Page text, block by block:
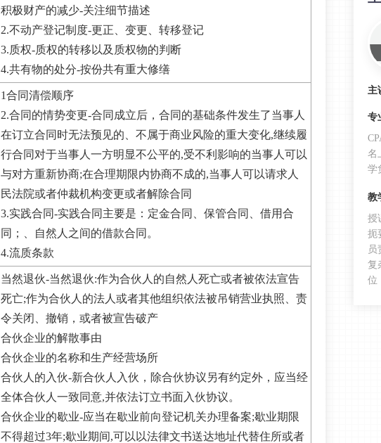
积极财产的减少-关注细节描述
2.不动产登记制度-更正、变更、转移登记
3.质权-质权的转移以及质权物的判断
4.共有物的处分-按份共有重大修缮
1合同清偿顺序
2.合同的情势变更-合同成立后，合同的基础条件发生了当事人
在订立合同时无法预见的、不属于商业风险的重大变化,继续履
行合同对于当事人一方明显不公平的,受不利影响的当事人可以
与对方重新协商;在合理期限内协商不成的,当事人可以请求人
民法院或者仲裁机构变更或者解除合同
3.实践合同-实践合同主要是：定金合同、保管合同、借用合
同；、自然人之间的借款合同。
4.流质条款
当然退伙-当然退伙:作为合伙人的自然人死亡或者被依法宣告
死亡;作为合伙人的法人或者其他组织依法被吊销营业执照、责
令关闭、撤销，或者被宣告破产
合伙企业的解散事由
合伙企业的名称和生产经营场所
合伙人的入伙-新合伙人入伙，除合伙协议另有约定外，应当经
全体合伙人一致同意,并依法订立书面入伙协议。
合伙企业的歇业-应当在歇业前向登记机关办理备案;歇业期限
不得超过3年;歇业期间,可以以法律文书送达地址代替住所或者
主
专
名
学
教
授
扼
员
复
位